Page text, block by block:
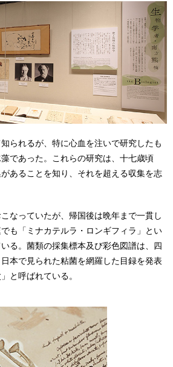
られるが、特に心血を注いで研究したも
であった。これらの研究は、十七歳頃
あることを知り、それを超える収集を志
なっていたが、帰国後は晩年まで一貫し
も「ミナカテルラ・ロンギフィラ」とい
る。菌類の採集標本及び彩色図譜は、四
本で見られた粘菌を網羅した目録を発表
と呼ばれている。